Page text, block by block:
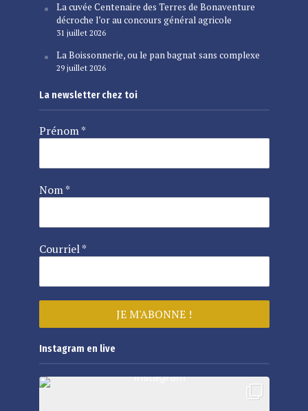
La cuvée Centenaire des Terres de Bonaventure
décroche l’or au concours général agricole
31 juillet 2026
La Boissonnerie, ou le pan bagnat sans complexe
29 juillet 2026
La newsletter chez toi
Prénom*
Nom*
Courriel*
Instagram en live